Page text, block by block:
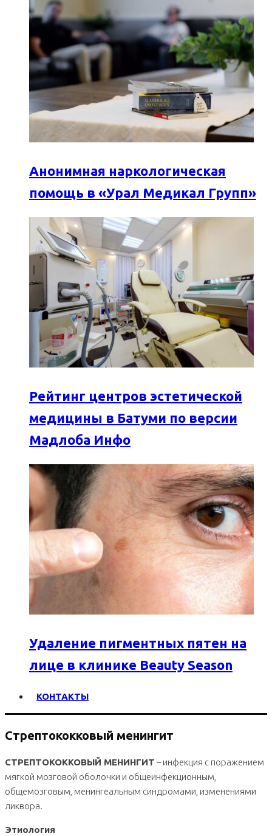
Анонимная наркологическая
помощь в «Урал Медикал Групп»
Рейтинг центров эстетической
медицины в Батуми по версии
Мадлоба Инфо
Удаление пигментных пятен на
лице в клинике Beauty Season
КОНТАКТЫ
Стрептококковый менингит
СТРЕПТОКОККОВЫЙ МЕНИНГИТ – инфекция с поражением
мягкой мозговой оболочки и общеинфекционным,
общемозговым, менингеальным синдромами, изменениями
ликвора.
Этиология